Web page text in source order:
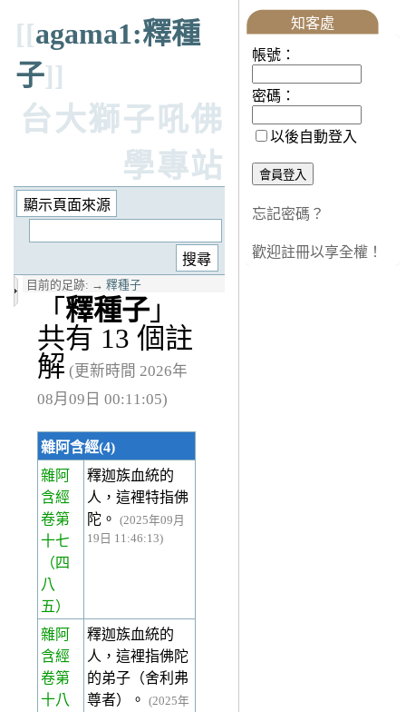
[[agama1:釋種
子]]
台大獅子吼佛
學專站
目前的足跡: → 釋種子
「 釋種子 」
共有 13 個註
解 (更新時間 2026年
08月09日 00:11:05)
雜阿含經(4)
雜阿
含經
卷第
十七
（四
八
五）
釋迦族血統的
人，這裡特指佛
陀。
(2025年09月
19日 11:46:13)
雜阿
含經
卷第
十八
釋迦族血統的
人，這裡指佛陀
的弟子（舍利弗
尊者）。
(2025年
知客處
帳號：
密碼：
以後自動登入
忘記密碼？
歡迎註冊以享全權！